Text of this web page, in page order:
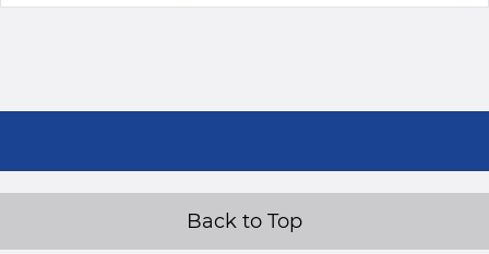
Back to Top